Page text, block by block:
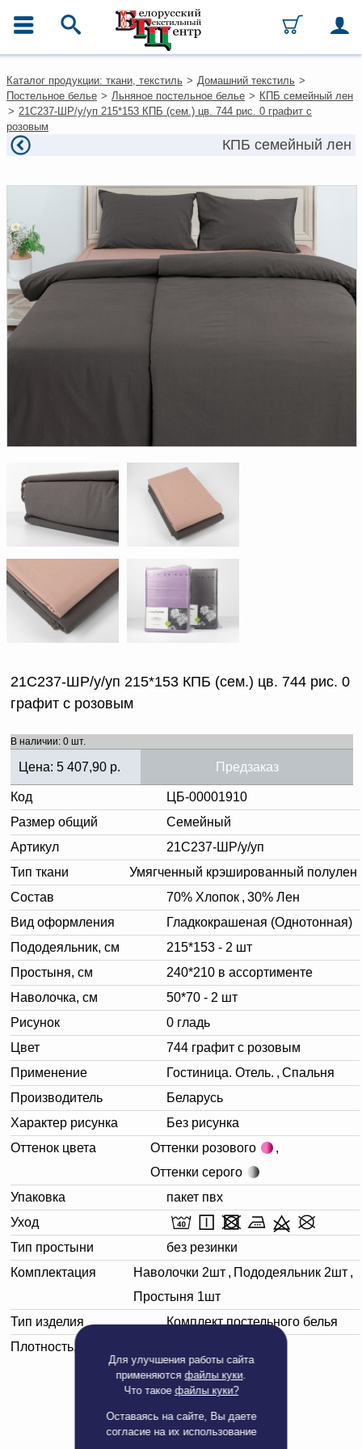
Для улучшения работы сайта
применяютсяфайлы куки.
Что такое файлы куки?
Оставаясь на сайте, Вы даете
согласие на их использование
Каталог
Ткани
Домашний текстиль
Одежда
Ковры
гостиниц
Текстильная галантерея и
Условия работы
Оплата и доставка
Как оформить заказ
Вопросы и ответы
Каталог продукции: ткани, текстиль > Домашний текстиль >
Постельное белье > Льняное постельное белье > КПБ семейный лен
> 21С237-ШР/у/уп 215*153 КПБ (сем.) цв. 744 рис. 0 графит с
розовым
КПБ семейный лен
21С237-ШР/у/уп 215*153 КПБ (сем.) цв. 744 рис. 0
графит с розовым
В наличии: 0 шт.
Цена: 5 407,90 р. Предзаказ
Код
ЦБ-00001910
Размер общий
Семейный
Артикул
21С237-ШР/у/уп
Тип ткани
Умягченный крэшированный полулен
Состав
70% Хлопок , 30% Лен
Вид оформления
Гладкокрашеная (Однотонная)
Пододеяльник, см
215*153 - 2 шт
Простыня, см
240*210 в ассортименте
Наволочка, см
50*70 - 2 шт
Рисунок
0 гладь
Цвет
744 графит с розовым
Применение
Гостиница. Отель. , Спальня
Производитель
Беларусь
Характер рисунка
Без рисунка
Оттенок цвета
Оттенки розового
,
Оттенки серого
Упаковка
пакет пвх
Уход
Тип простыни
без резинки
Комплектация
Наволочки 2шт , Пододеяльник 2шт ,
Простыня 1шт
Тип изделия
Комплект постельного белья
Плотность, г/м²